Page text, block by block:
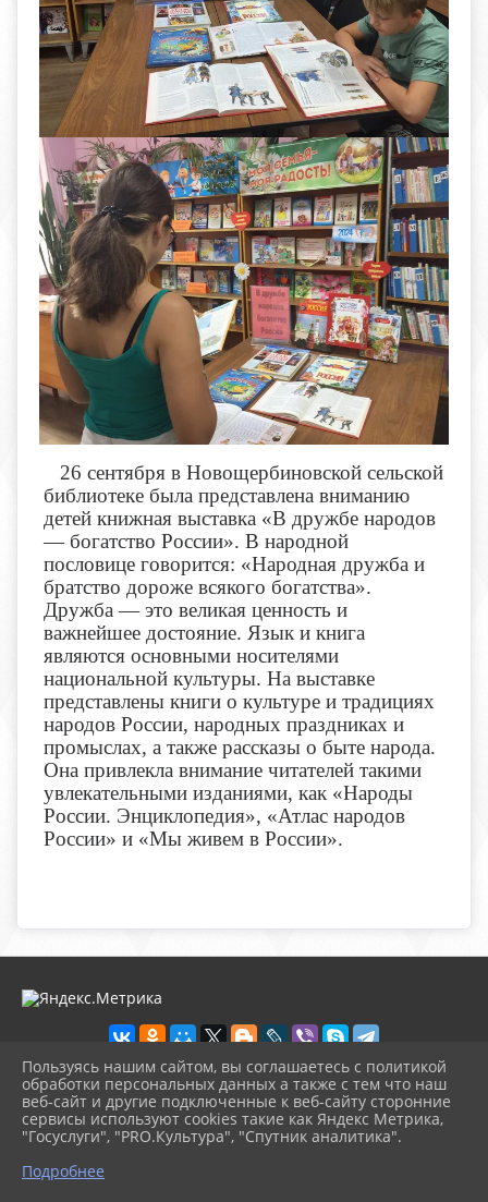
26 сентября в Новощербиновской сельской
библиотеке была представлена вниманию
детей книжная выставка «В дружбе народов
— богатство России». В народной
пословице говорится: «Народная дружба и
братство дороже всякого богатства».
Дружба — это великая ценность и
важнейшее достояние. Язык и книга
являются основными носителями
национальной культуры. На выставке
представлены книги о культуре и традициях
народов России, народных праздниках и
промыслах, а также рассказы о быте народа.
Она привлекла внимание читателей такими
увлекательными изданиями, как «Народы
России. Энциклопедия», «Атлас народов
России» и «Мы живем в России».
2026 г. novosb.sherbok.ru
Вход
Карта сайта
Политика обработки персональных данных
Пользуясь нашим сайтом, вы соглашаетесь с политикой
обработки персональных данных а также с тем что наш
веб-сайт и другие подключенные к веб-сайту сторонние
сервисы используют cookies такие как Яндекс Метрика,
"Госуслуги", "PRO.Культура", "Спутник аналитика".
Подробнее